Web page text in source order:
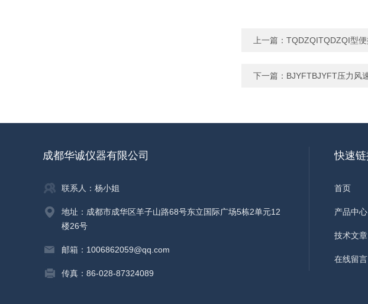
上一篇： TQDZQITQDZQI型
下一篇： BJYFTBJYFT压力风
成都华诚仪器有限公司
联系人：杨小姐
地址：成都市成华区羊子山路68号东立国际广场5栋2单元12
楼26号
邮箱：1006862059@qq.com
传真：86-028-87324089
快速
首页
产品中心
技术文章
在线留言